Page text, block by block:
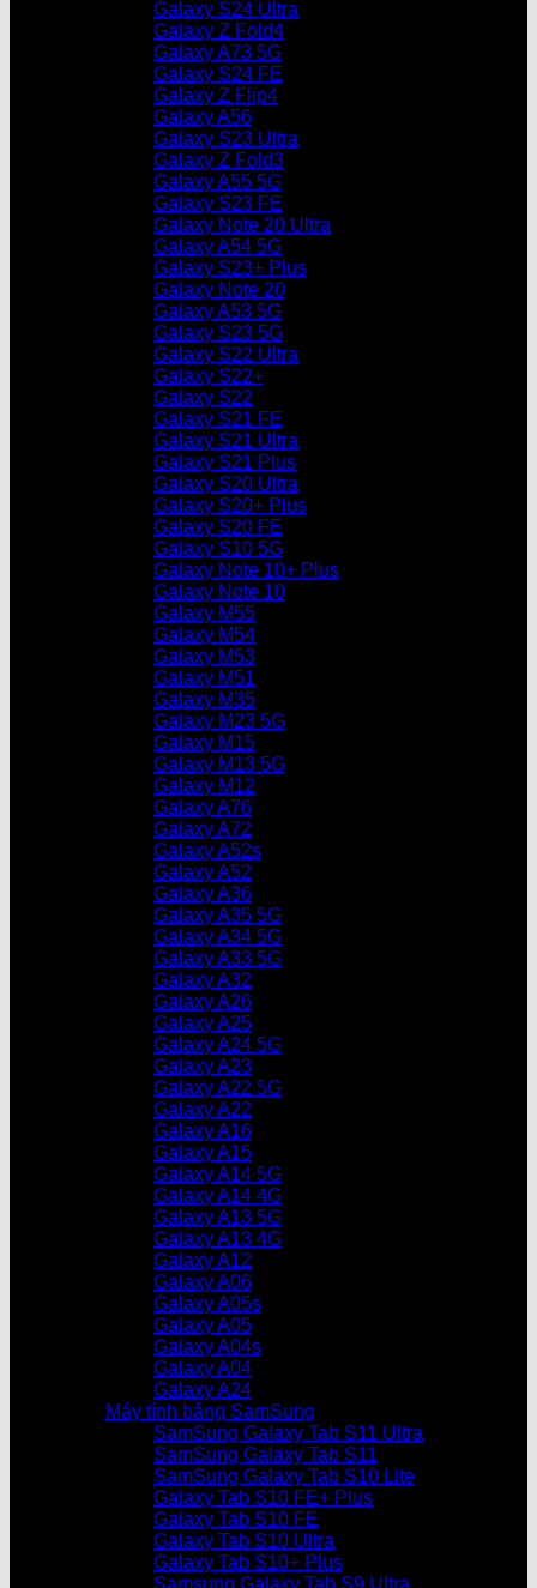
Galaxy S24 Ultra
Galaxy Z Fold4
Galaxy A73 5G
Galaxy S24 FE
Galaxy Z Flip4
Galaxy A56
Galaxy S23 Ultra
Galaxy Z Fold3
Galaxy A55 5G
Galaxy S23 FE
Galaxy Note 20 Ultra
Galaxy A54 5G
Galaxy S23+ Plus
Galaxy Note 20
Galaxy A53 5G
Galaxy S23 5G
Galaxy S22 Ultra
Galaxy S22+
Galaxy S22
Galaxy S21 FE
Galaxy S21 Ultra
Galaxy S21 Plus
Galaxy S20 Ultra
Galaxy S20+ Plus
Galaxy S20 FE
Galaxy S10 5G
Galaxy Note 10+ Plus
Galaxy Note 10
Galaxy M55
Galaxy M54
Galaxy M53
Galaxy M51
Galaxy M35
Galaxy M23 5G
Galaxy M15
Galaxy M13 5G
Galaxy M12
Galaxy A76
Galaxy A72
Galaxy A52s
Galaxy A52
Galaxy A36
Galaxy A35 5G
Galaxy A34 5G
Galaxy A33 5G
Galaxy A32
Galaxy A26
Galaxy A25
Galaxy A24 5G
Galaxy A23
Galaxy A22 5G
Galaxy A22
Galaxy A16
Galaxy A15
Galaxy A14 5G
Galaxy A14 4G
Galaxy A13 5G
Galaxy A13 4G
Galaxy A12
Galaxy A06
Galaxy A05s
Galaxy A05
Galaxy A04s
Galaxy A04
Galaxy A24
Máy tính bảng SamSung
SamSung Galaxy Tab S11 Ultra
SamSung Galaxy Tab S11
SamSung Galaxy Tab S10 Lite
Galaxy Tab S10 FE+ Plus
Galaxy Tab S10 FE
Galaxy Tab S10 Ultra
Galaxy Tab S10+ Plus
Samsung Galaxy Tab S9 Ultra